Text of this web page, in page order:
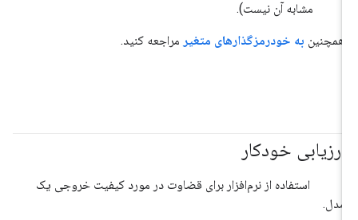
مشابه آن نیست).
همچنین به خودرمزگذارهای متغیر مراجعه کنید.
ارزیابی خودکار
#هوش_مصنوعی_تولیدی
استفاده از نرم‌افزار برای قضاوت در مورد کیفیت خروجی یک
مدل.